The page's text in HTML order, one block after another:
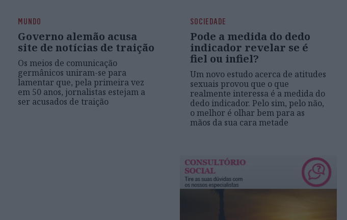
MUNDO
Governo alemão acusa
site de notícias de traição
Os meios de comunicação
germânicos uniram-se para
lamentar que, pela primeira vez
em 50 anos, jornalistas estejam a
ser acusados de traição
SOCIEDADE
Pode a medida do dedo
indicador revelar se é
fiel ou infiel?
Um novo estudo acerca de atitudes
sexuais provou que o que
realmente interessa é a medida do
dedo indicador. Pelo sim, pelo não,
o melhor é olhar bem para as
mãos da sua cara metade